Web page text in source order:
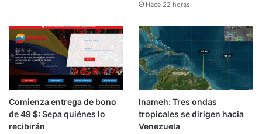
Hace 22 horas
Comienza entrega de bono
de 49 $: Sepa quiénes lo
recibirán
Inameh: Tres ondas
tropicales se dirigen hacia
Venezuela